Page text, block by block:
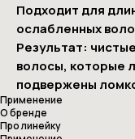
Подходит для
ослабленных
Результат:
волосы, которые
подвержены
Применение
О бренде
Про линейку